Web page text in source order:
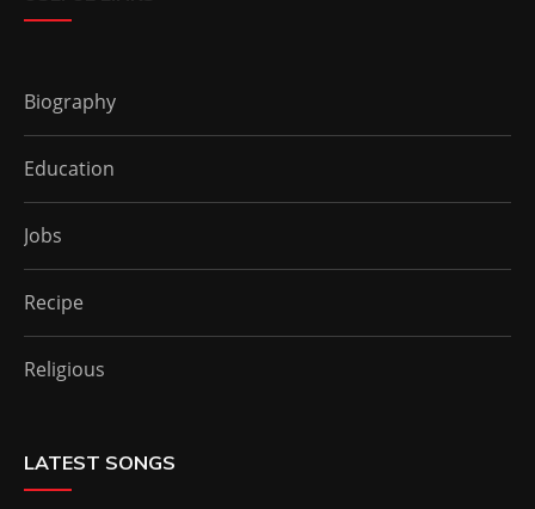
Biography
Education
Jobs
Recipe
Religious
LATEST SONGS